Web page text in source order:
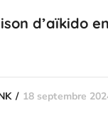
d’aïkido en
18 septembre